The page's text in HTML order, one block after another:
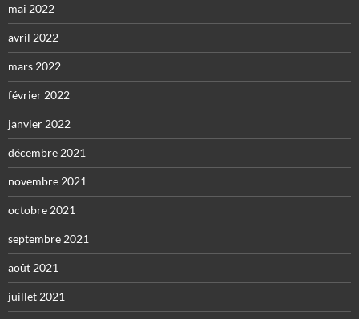
mai 2022
avril 2022
mars 2022
février 2022
janvier 2022
décembre 2021
novembre 2021
octobre 2021
septembre 2021
août 2021
juillet 2021